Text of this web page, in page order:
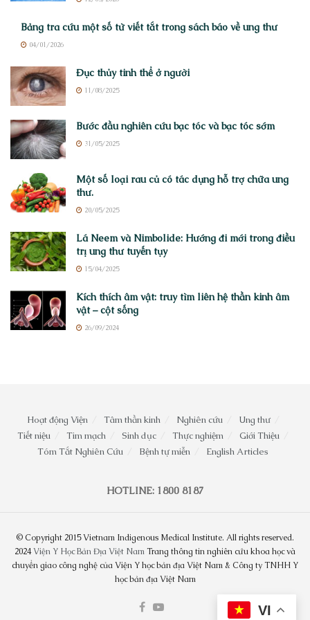
Bảng tra cứu một số từ viết tắt trong sách báo về ung thư
04/01/2026
Đục thủy tinh thể ở người
11/08/2025
Bước đầu nghiên cứu bạc tóc và bạc tóc sớm
31/05/2025
Một số loại rau củ có tác dụng hỗ trợ chữa ung
thư.
20/05/2025
Lá Neem và Nimbolide: Hướng đi mới trong điều
trị ung thư tuyến tụy
15/04/2025
Kích thích âm vật: truy tìm liên hệ thần kinh âm
vật – cột sống
26/09/2024
Hoạt động Viện Tâm thần kinh Nghiên cứu
Ung thư
Tiết niệu
Tim mạch Sinh dục Thực nghiệm
Giới Thiệu
Tóm Tắt Nghiên Cứu
Bệnh tự miễn English Articles
HOTLINE: 1800 8187
© Copyright 2015 Vietnam Indigenous Medical Institute. All rights reserved.
2024Viện Y Học Bản Địa Việt NamTrang thông tin nghiên cứu khoa học và
chuyển giao công nghệ của Viện Y học bản địa Việt Nam & Công ty TNHH Y
học bản địa Việt Nam
VI